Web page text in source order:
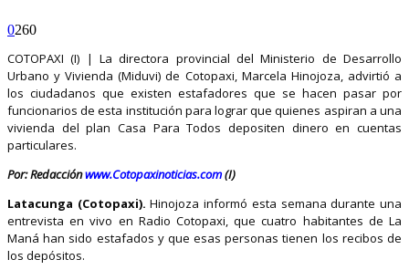
0260
COTOPAXI (I) | La directora provincial del Ministerio de Desarrollo
Urbano y Vivienda (Miduvi) de Cotopaxi, Marcela Hinojoza, advirtió a
los ciudadanos que existen estafadores que se hacen pasar por
funcionarios de esta institución para lograr que quienes aspiran a una
vivienda del plan Casa Para Todos depositen dinero en cuentas
particulares.
Por: Redacciónwww.Cotopaxinoticias.com(I)
Latacunga (Cotopaxi). Hinojoza informó esta semana durante una
entrevista en vivo en Radio Cotopaxi, que cuatro habitantes de La
Maná han sido estafados y que esas personas tienen los recibos de
los depósitos.